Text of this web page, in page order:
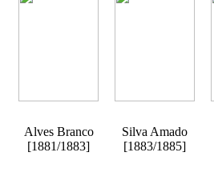
Alves Branco
[1881/1883]
Silva Amado
[1883/1885]